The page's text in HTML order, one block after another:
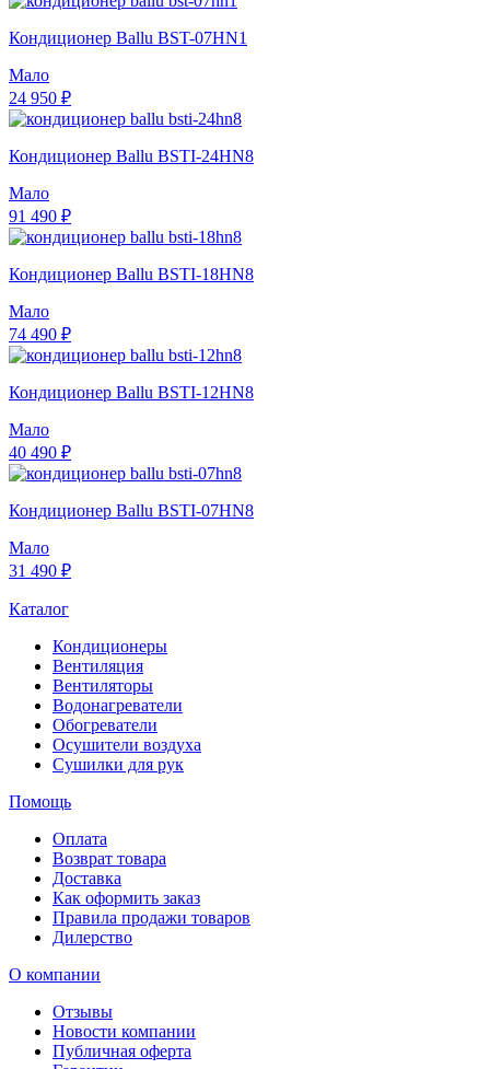
Кондиционер Ballu BST-07HN1
Мало
24 950 ₽
Кондиционер Ballu BSTI-24HN8
Мало
91 490 ₽
Кондиционер Ballu BSTI-18HN8
Мало
74 490 ₽
Кондиционер Ballu BSTI-12HN8
Мало
40 490 ₽
Кондиционер Ballu BSTI-07HN8
Мало
31 490 ₽
Каталог
Кондиционеры
Вентиляция
Вентиляторы
Водонагреватели
Обогреватели
Осушители воздуха
Сушилки для рук
Помощь
Оплата
Возврат товара
Доставка
Как оформить заказ
Правила продажи товаров
Дилерство
О компании
Отзывы
Новости компании
Публичная оферта